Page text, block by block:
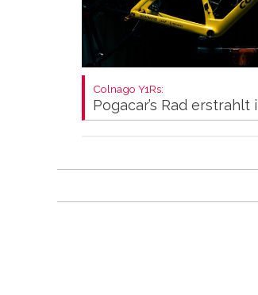
Colnago Y1Rs:
Pogacar’s Rad erstrahlt